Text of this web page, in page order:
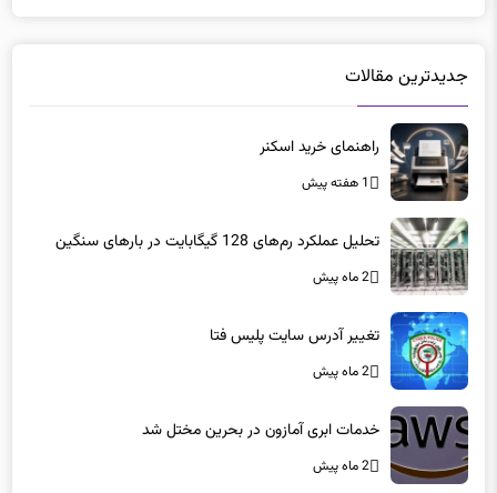
جدیدترین مقالات
راهنمای خرید اسکنر
1 هفته پیش
تحلیل عملکرد رم‌های 128 گیگابایت در بارهای سنگین
2 ماه پیش
تغییر آدرس سایت پلیس فتا
2 ماه پیش
خدمات ابری آمازون در بحرین مختل شد
2 ماه پیش